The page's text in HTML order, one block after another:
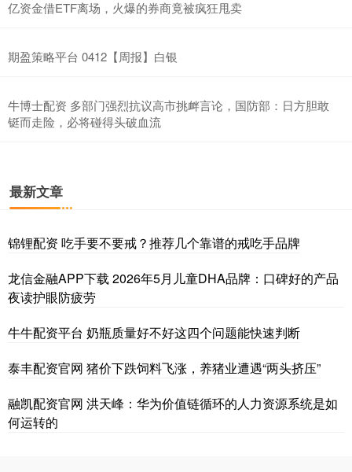
亿资金借ETF离场，火爆的券商竟被疯狂甩卖
期盈策略平台 0412【周报】白银
牛博士配资 多部门强烈抗议高市挑衅言论，国防部：日方胆敢
铤而走险，必将碰得头破血流
最新文章
锦锂配资 吃手要不要戒？推荐几个靠谱的戒吃手品牌
龙信金融APP下载 2026年5月儿童DHA品牌：口碑好的产品
夜读护眼防疲劳
牛牛配资平台 奶瓶质量好不好这四个问题能快速判断
泰丰配资官网 猪价下跌饲料飞涨，养猪业遭遇“两头挤压”
融凯配资官网 洪天峰：华为价值链循环的人力资源系统是如
何运转的